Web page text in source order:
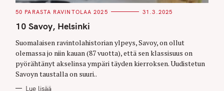
C
T
E
O
R
I
S
50 PARASTA RAVINTOLAA 2025 31.3.2025
10 Savoy, Helsinki
Suomalaisen ravintolahistorian ylpeys, Savoy, on ollut
olemassa jo niin kauan (87 vuotta), että sen klassisuus on
pyörähtänyt akselinsa ympäri täyden kierroksen. Uudistetun
Savoyn taustalla on suuri..
Lue lisää